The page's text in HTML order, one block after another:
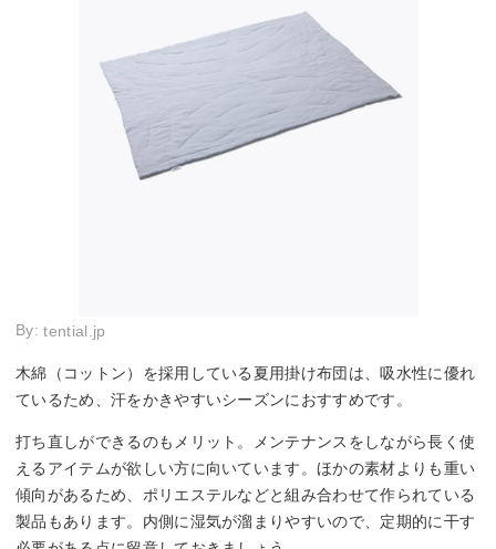
By:tential.jp
木綿（コットン）を採用している夏用掛け布団は、吸水性に優れ
ているため、汗をかきやすいシーズンにおすすめです。
打ち直しができるのもメリット。メンテナンスをしながら長く使
えるアイテムが欲しい方に向いています。ほかの素材よりも重い
傾向があるため、ポリエステルなどと組み合わせて作られている
製品もあります。内側に湿気が溜まりやすいので、定期的に干す